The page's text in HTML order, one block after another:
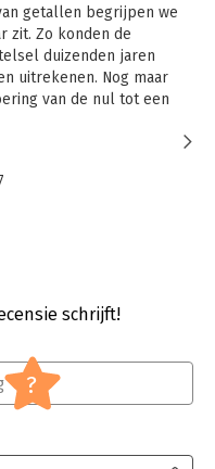
getallen begrijpen we
zit. Zo konden de
duizenden jaren
uitrekenen. Nog maar
van de nul tot een
zonder het exponentiële
toegankelijke manier
de geschiedenis. Het
zoals het bespotte
wat getallen nou eigenlijk
schrijft!
?